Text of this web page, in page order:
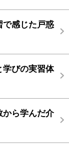
で感じた戸惑
学びの実習体
から学んだ介